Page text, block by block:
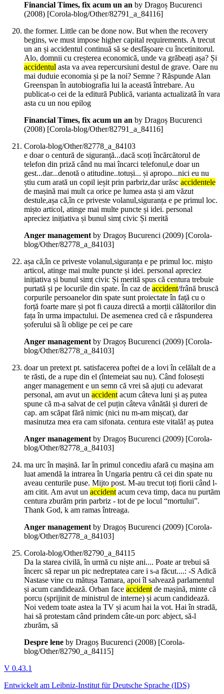
Financial Times, fix acum un an by Dragoș Bucurenci
(2008) [Corola-blog/Other/82791_a_84116]
the former. Little can be done now. But when the recovery
begins, we must impose higher capital requirements. A trecut
un an și accidentul continuă să se desfășoare cu încetinitorul.
Alo, domnii cu creșterea economică, unde va grăbeați așa? Și
accidentul asta va avea repercursiuni destul de grave. Oare nu
mai duduie economia și pe la noi? Semne ? Răspunde Alan
Greenspan în autobiografia lui la această întrebare. Au
publicat-o cei de la editură Publică, varianta actualizată în vara
asta cu un nou epilog
Financial Times, fix acum un an by Dragoș Bucurenci
(2008) [Corola-blog/Other/82791_a_84116]
Corola-blog/Other/82778_a_84103
e doar o centură de siguranță...dacă scoți încărcătorul de
telefon din priză când nu mai încarci telefonul,e doar un
gest...dar...denotă o atitudine..totuși... și apropo...nici eu nu
știu cum arată un copil ieșit prin parbriz,dar urăsc accidentele
de mașină mai mult ca orice pe lumea asta și am văzut
destule,așa că,în ce priveste volanul,siguranța e pe primul loc.
mișto articol, atinge mai multe puncte și idei. personal
apreciez inițiativa și bunul simț civic Și merită
Anger managementby Dragoș Bucurenci (2009) [Corola-
blog/Other/82778_a_84103]
așa că,în ce priveste volanul,siguranța e pe primul loc. mișto
articol, atinge mai multe puncte și idei. personal apreciez
inițiativa și bunul simț civic Și merită spus că centura trebuie
purtată și pe locurile din spate. În caz de accident/frână bruscă
corpurile persoanelor din spate sunt proiectate în față cu o
forță foarte mare și pot fi cauza directă a morții călătorilor din
fața în urma impactului. De asemenea cred că e răspunderea
șoferului să îi oblige pe cei pe care
Anger managementby Dragoș Bucurenci (2009) [Corola-
blog/Other/82778_a_84103]
doar un pretext pt. satisfacerea poftei de a lovi în celălalt de a
te răsti, de a rupe din el (întemeiat sau nu). Când folosești
anger management e un semn că vrei să ajuți cu adevarat
personal, am avut un accidentacum câteva luni și aș putea
spune că m-a salvat de cel puțin câteva vânătăi și dureri de
cap. am scăpat fără nimic (nici nu m-am mișcat), dar
masinutza mea era cam sifonata. centura este vitală! aș putea
Anger managementby Dragoș Bucurenci (2009) [Corola-
blog/Other/82778_a_84103]
ma urc în mașină. Iar în primul concediu afară cu mașina am
luat amendă la intrarea în Ungaria pentru că cei din spate nu
aveau centurile puse. Mijto post. M-au trecut toți fiorii când l-
am citit. Am avut un accidentacum ceva timp, daca nu purtăm
centura zburăm prin parbriz - tot de pe locul “mortului”.
Thank God, k am ramas întreaga.
Anger managementby Dragoș Bucurenci (2009) [Corola-
blog/Other/82778_a_84103]
Corola-blog/Other/82790_a_84115
Da la starea civilă, în urmă cu niște ani.... Poate ar trebui să
încerc să repar un pic nedreptatea care i s-a făcut....: -S Adică
Nastase vine cu mătușa Tamara, apoi îl salvează parlamentul
și acum candidează. Orban face accidentde mașină, minte că
porcu (sprijinit de ministrul de interne) și acum candidează.
Noi vedem toate astea la TV și acum hai la vot. Hai în stradă,
hai să protestam când prindem câte-un porc abject, să-l
zburăm, să
Despre lene by Dragoș Bucurenci (2008) [Corola-
blog/Other/82790_a_84115]
V 0.43.1
Entwickelt am Leibniz-Institut für Deutsche Sprache (IDS)